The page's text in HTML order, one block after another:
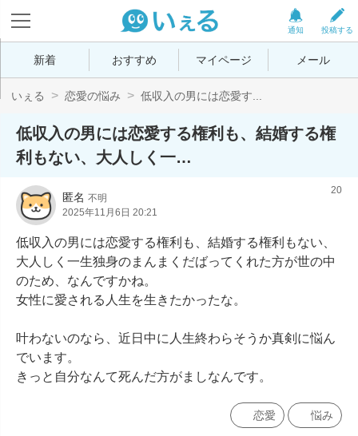
投稿する
通知
新着 おすすめ マイページ メール
いぇる 恋愛の悩み 低収入の男には恋愛す...
低収入の男には恋愛する権利も、結婚する権
利もない、大人しく一…
匿名 不明
2025年11月6日 20:21
20
低収入の男には恋愛する権利も、結婚する権利もない、
大人しく一生独身のまんまくだばってくれた方が世の中
のため、なんですかね。
女性に愛される人生を生きたかったな。
叶わないのなら、近日中に人生終わらそうか真剣に悩ん
でいます。
きっと自分なんて死んだ方がましなんです。
恋愛 悩み